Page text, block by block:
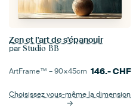
Zen et l'art de s'épanouir
par Studio BB
ArtFrame™ –90×45cm 146.-CHF
Choisissez vous-même la dimension